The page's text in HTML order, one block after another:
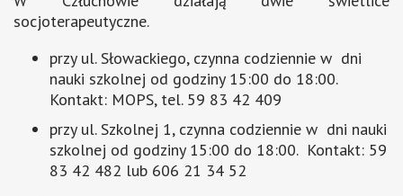
socjoterapeutyczne.
przy ul. Słowackiego, czynna codziennie w dni
nauki szkolnej od godziny 15:00 do 18:00.
Kontakt: MOPS, tel. 59 83 42 409
przy ul. Szkolnej 1, czynna codziennie w dni nauki
szkolnej od godziny 15:00 do 18:00. Kontakt: 59
83 42 482 lub 606 21 34 52